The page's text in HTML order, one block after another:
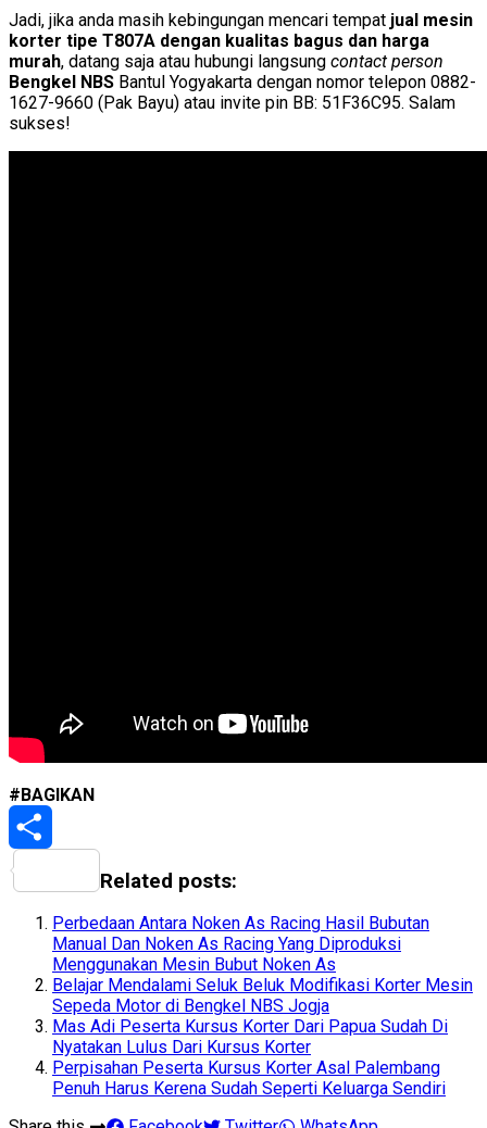
Jadi, jika anda masih kebingungan mencari tempat jual mesin
korter tipe T807A dengan kualitas bagus dan harga
murah, datang saja atau hubungi langsung contact person
Bengkel NBS Bantul Yogyakarta dengan nomor telepon 0882-
1627-9660 (Pak Bayu) atau invite pin BB: 51F36C95. Salam
sukses!
#BAGIKAN
Share
Related posts:
Perbedaan Antara Noken As Racing Hasil Bubutan
Manual Dan Noken As Racing Yang Diproduksi
Menggunakan Mesin Bubut Noken As
Belajar Mendalami Seluk Beluk Modifikasi Korter Mesin
Sepeda Motor di Bengkel NBS Jogja
Mas Adi Peserta Kursus Korter Dari Papua Sudah Di
Nyatakan Lulus Dari Kursus Korter
Perpisahan Peserta Kursus Korter Asal Palembang
Penuh Harus Kerena Sudah Seperti Keluarga Sendiri